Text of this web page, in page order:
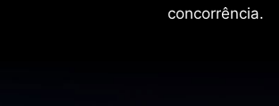
concorrência.